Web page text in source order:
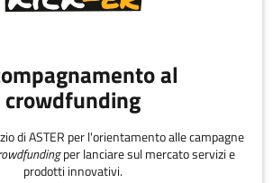
al
crowdfunding
di ASTER per l'orientamento alle campagne
per lanciare sul mercato servizi e
prodotti innovativi.